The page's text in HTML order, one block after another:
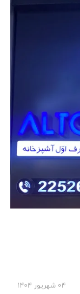
04 شهریور 1404